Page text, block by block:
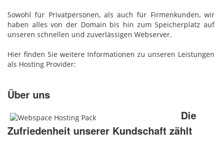
Sowohl für Privatpersonen, als auch für Firmenkunden, wir
haben alles von der Domain bis hin zum Speicherplatz auf
unseren schnellen und zuverlässigen Webserver.
Hier finden Sie weitere Informationen zu unseren Leistungen
als Hosting Provider:
Über uns
Die
Zufriedenheit unserer Kundschaft zählt